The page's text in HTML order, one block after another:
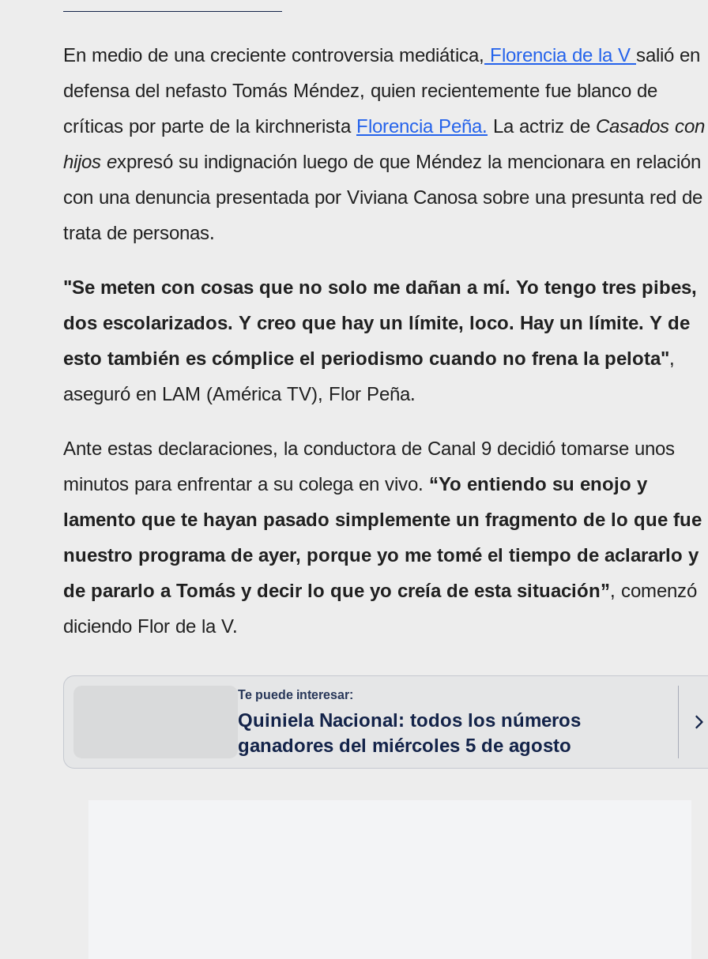
​En medio de una creciente controversia mediática, Florencia de la V salió en
defensa del nefasto Tomás Méndez, quien recientemente fue blanco de
críticas por parte de la kirchnerista Florencia Peña. La actriz de Casados con
hijos expresó su indignación luego de que Méndez la mencionara en relación
con una denuncia presentada por Viviana Canosa sobre una presunta red de
trata de personas.
"Se meten con cosas que no solo me dañan a mí. Yo tengo tres pibes,
dos escolarizados. Y creo que hay un límite, loco. Hay un límite. Y de
esto también es cómplice el periodismo cuando no frena la pelota",
aseguró en LAM (América TV), Flor Peña.
Ante estas declaraciones, la conductora de Canal 9 decidió tomarse unos
minutos para enfrentar a su colega en vivo. “Yo entiendo su enojo y
lamento que te hayan pasado simplemente un fragmento de lo que fue
nuestro programa de ayer, porque yo me tomé el tiempo de aclararlo y
de pararlo a Tomás y decir lo que yo creía de esta situación”, comenzó
diciendo Flor de la V.
Te puede interesar:
Quiniela Nacional: todos los números
ganadores del miércoles 5 de agosto